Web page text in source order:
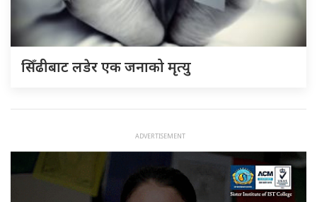
सिँढीबाट लडेर एक जनाको मृत्यु